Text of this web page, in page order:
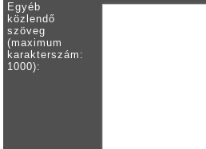
Egyéb
közlendő
szöveg
(maximum
karakterszám:
1000):